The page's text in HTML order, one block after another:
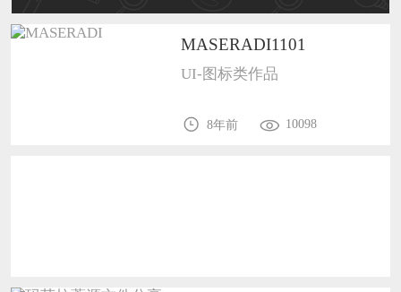
恭喜138****8638用户作品已成功备案！
恭喜133****9020用户作品已成功备案！
MASERADI1101
UI-图标类作品
8年前 10098